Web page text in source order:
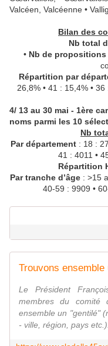
Valcéen, Valcéenne •
Bilan des
Nb total
• Nb de
Répartition par
26,8% • 41 : 15,4% •
4/ 13 au 30 mai - 1ère
noms parmi les 10
Nb
Par département : 18 :
41 : 4011 •
Répartition
Par tranche d’âge: >15
40-59 : 9909 •
Le Président
membres du comité
ensemble un "gentilé"
- ville, région, pays